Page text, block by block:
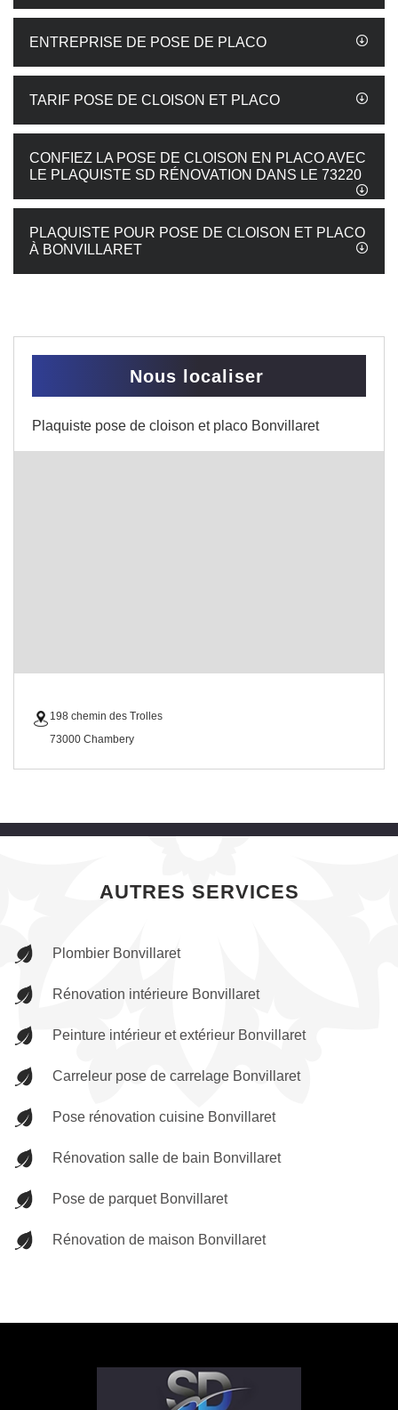
ENTREPRISE DE POSE DE PLACO
TARIF POSE DE CLOISON ET PLACO
CONFIEZ LA POSE DE CLOISON EN PLACO AVEC
LE PLAQUISTE SD RÉNOVATION DANS LE 73220
PLAQUISTE POUR POSE DE CLOISON ET PLACO
À BONVILLARET
Nous localiser
Plaquiste pose de cloison et placo Bonvillaret
198 chemin des Trolles
73000 Chambery
AUTRES SERVICES
Plombier Bonvillaret
Rénovation intérieure Bonvillaret
Peinture intérieur et extérieur Bonvillaret
Carreleur pose de carrelage Bonvillaret
Pose rénovation cuisine Bonvillaret
Rénovation salle de bain Bonvillaret
Pose de parquet Bonvillaret
Rénovation de maison Bonvillaret